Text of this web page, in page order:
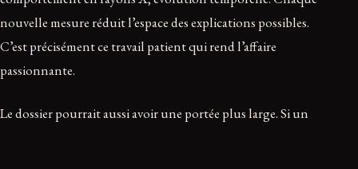
nouvelle mesure réduit l’espace des explications possibles.
C’est précisément ce travail patient qui rend l’affaire
passionnante.
Le dossier pourrait aussi avoir une portée plus large. Si un